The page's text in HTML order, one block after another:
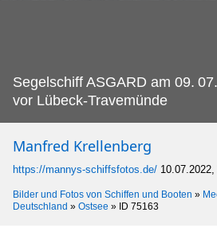
Segelschiff ASGARD am 09.
vor Lübeck-Travemünde
Manfred Krellenberg
https://mannys-schiffsfotos.de/
Bilder und Fotos von Schiffen und Booten »
Deutschland » Ostsee » ID 75163